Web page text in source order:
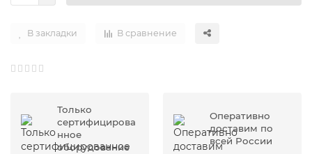
В закладки В сравнение
Только
сертифицирова
нное
оборудование
Оперативно
доставим по
всей России